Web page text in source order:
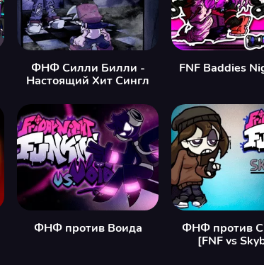
ФНФ Силли Билли -
Настоящий Хит Сингл
FNF Baddies
ФНФ против Воида
ФНФ против
[FNF vs